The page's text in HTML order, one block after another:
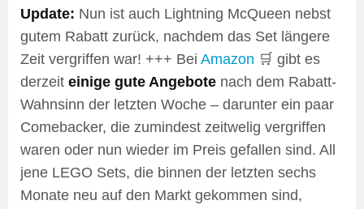
Update: Nun ist auch Lightning McQueen nebst
gutem Rabatt zurück, nachdem das Set längere
Zeit vergriffen war! +++ Bei Amazon 🛒 gibt es
derzeit einige gute Angebote nach dem Rabatt-
Wahnsinn der letzten Woche – darunter ein paar
Comebacker, die zumindest zeitwelig vergriffen
waren oder nun wieder im Preis gefallen sind. All
jene LEGO Sets, die binnen der letzten sechs
Monate neu auf den Markt gekommen sind,